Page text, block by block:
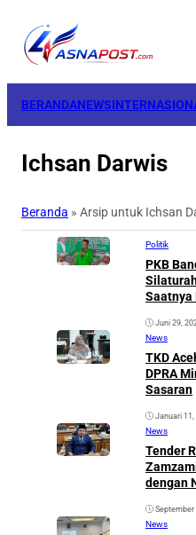
BERANDANEWS
Ichsan Darwis
Beranda » Arsip untuk Ichsan
Politik
PKB
Saatnya
Juni 29,
News
TKD
DPRA
Sasaran
Januari 11,
News
Tender
dengan
September
News